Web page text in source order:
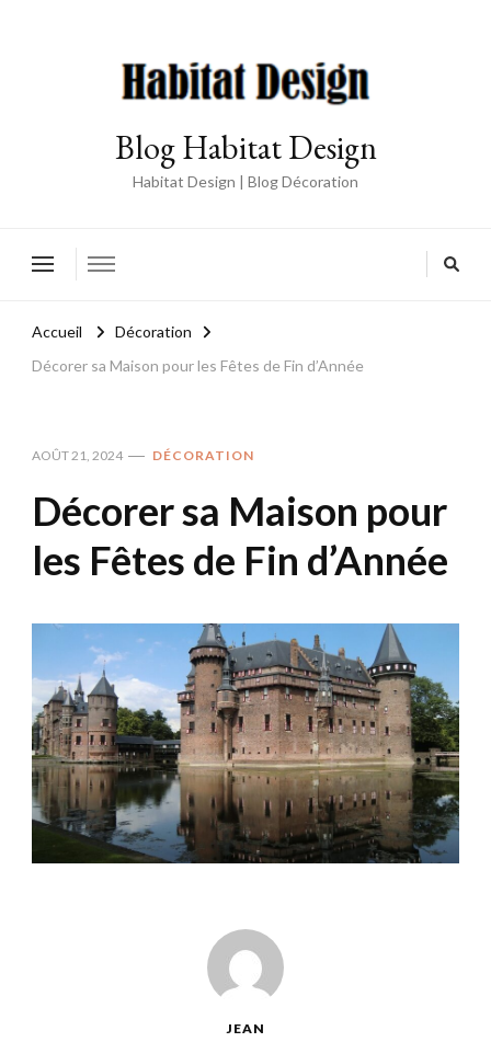
Blog Habitat Design
Habitat Design | Blog Décoration
Accueil
Décoration
Décorer sa Maison pour les Fêtes de Fin d’Année
AOÛT 21, 2024 DÉCORATION
Décorer sa Maison pour
les Fêtes de Fin d’Année
JEAN